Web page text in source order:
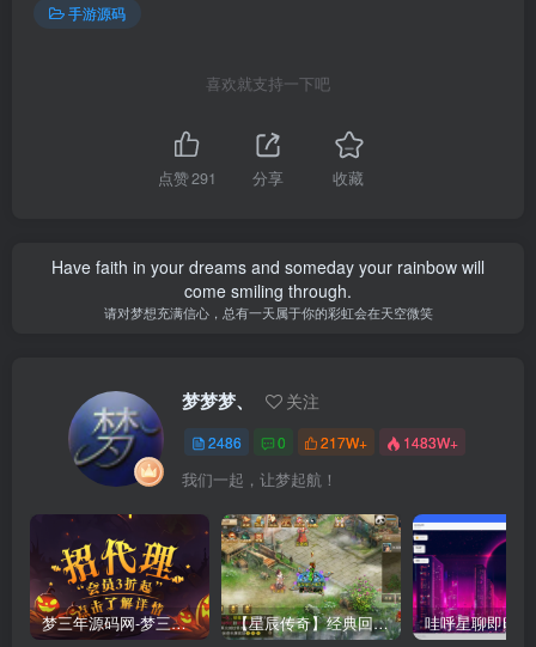
手游源码
喜欢就支持一下吧
点赞291 分享 收藏
Have faith in your dreams and someday your rainbow will
come smiling through.
请对梦想充满信心，总有一天属于你的彩虹会在天空微笑
梦梦梦、 关注
2486 0 217W+ 1483W+
我们一起，让梦起航！
梦三年源码网-梦三年ym会员代理详情 【星辰传奇】经典回合制手游+安卓端+GM工具+详细搭建教程